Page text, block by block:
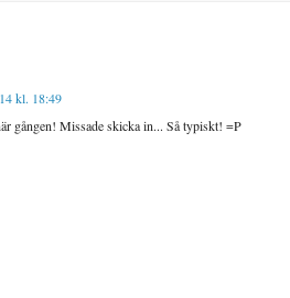
kl. 18:49
gången! Missade skicka in... Så typiskt! =P